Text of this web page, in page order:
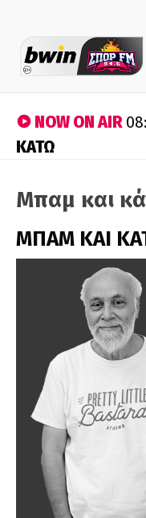
NOW ON AIR
ΚΑΤΩ
Μπαμ και
ΜΠΑΜ ΚΑΙ